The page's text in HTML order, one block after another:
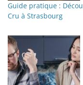
Guide pratique :
Cru à Strasbourg